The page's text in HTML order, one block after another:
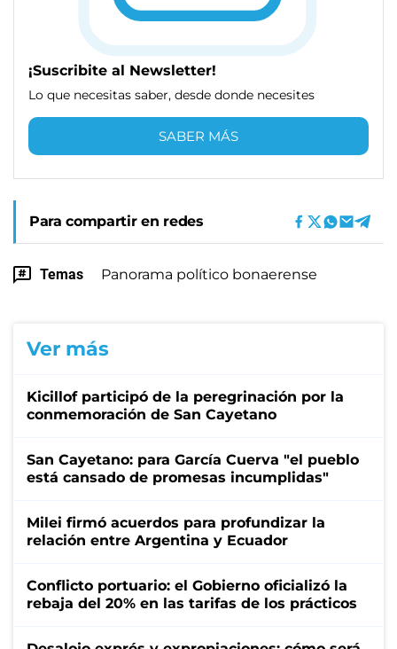
¡Suscribite al Newsletter!
Lo que necesitas saber, desde donde necesites
SABER MÁS
Para compartir en redes
Temas Panorama político bonaerense
Ver más
Kicillof participó de la peregrinación por la
conmemoración de San Cayetano
San Cayetano: para García Cuerva "el pueblo
está cansado de promesas incumplidas"
Milei firmó acuerdos para profundizar la
relación entre Argentina y Ecuador
Conflicto portuario: el Gobierno oficializó la
rebaja del 20% en las tarifas de los prácticos